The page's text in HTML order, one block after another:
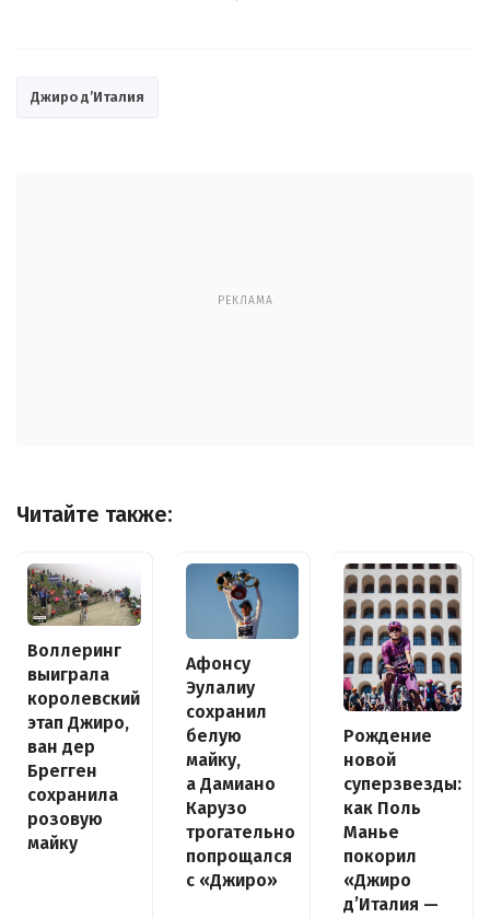
Джиро д’Италия
РЕКЛАМА
Читайте также:
Воллеринг
выиграла
королевский
этап Джиро,
ван дер
Брегген
сохранила
розовую
майку
Афонсу
Эулалиу
сохранил
белую
майку,
а Дамиано
Карузо
трогательно
попрощался
с «Джиро»
Рождение
новой
суперзвезды:
как Поль
Манье
покорил
«Джиро
д’Италия —